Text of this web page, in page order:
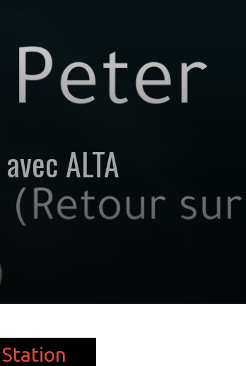
ALTA